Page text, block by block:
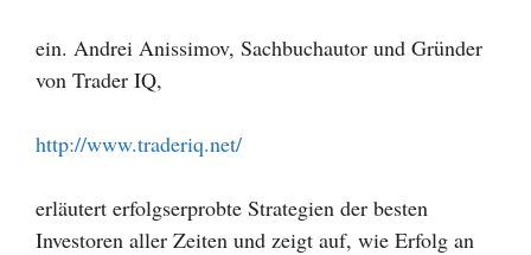
ein. Andrei Anissimov, Sachbuchautor und Gründer
von Trader IQ,
http://www.traderiq.net/
erläutert erfolgserprobte Strategien der besten
Investoren aller Zeiten und zeigt auf, wie Erfolg an